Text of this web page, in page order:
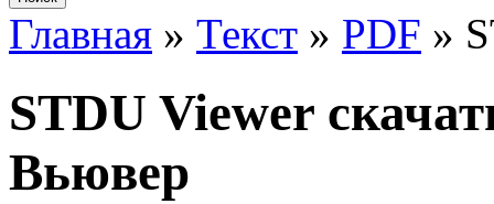
Главная » Текст » PDF »
STDU Viewer
Вьювер